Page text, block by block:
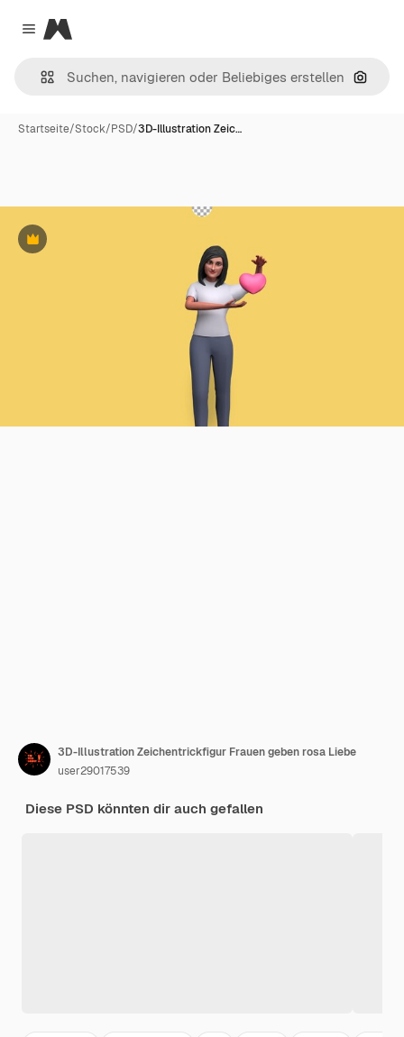
Close menu
Magnific
Nach
Startseite/Stock/PSD/3D-Illustration Zeic…
Premium
3D-Illustration Zeichentrickfigur Frauen geben rosa Liebe
user29017539
Diese PSD könnten dir auch gefallen